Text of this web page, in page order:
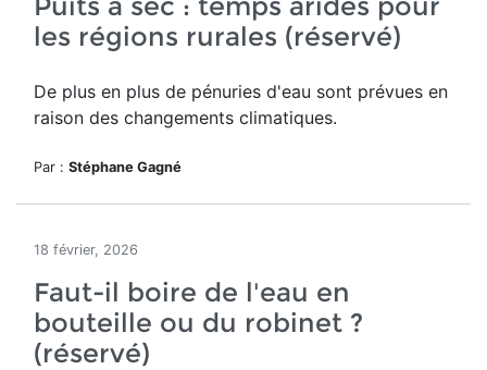
les régions rurales (réservé)
De plus en plus de pénuries d'eau sont prévues en
raison des changements climatiques.
Par : Stéphane Gagné
18 février, 2026
Faut-il boire de l'eau en
bouteille ou du robinet ?
(réservé)